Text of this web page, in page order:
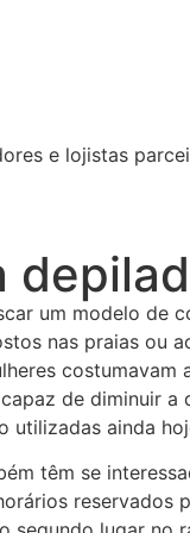
e lojistas
um modelo
nas praias ou
de diminuir
utilizadas ainda
têm se
reservados